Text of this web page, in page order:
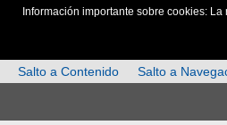
Información importante sobre cookies:
Salto a Contenido
Salto a